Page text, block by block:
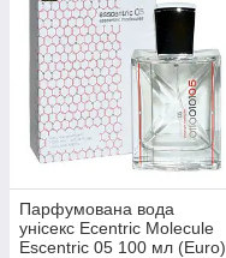
Парфумована вода
унісекс Ecentric Molecule
Escentric 05 100 мл (Euro)